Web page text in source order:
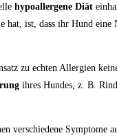
hypoallergene Diät
hat, ist, dass ihr Hund
zu echten Allergien
ihres Hundes, z. B.
verschiedene Symptome